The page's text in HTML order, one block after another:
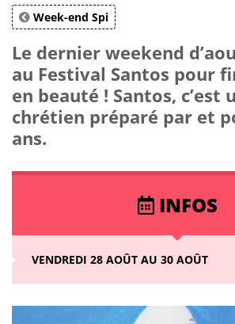
Week-end Spi
Le dernier weekend
au Festival Santos pour
en beauté ! Santos, c’est
chrétien préparé par et
ans.
INFOS
VENDREDI 28 AOÛT AU 30 AOÛT